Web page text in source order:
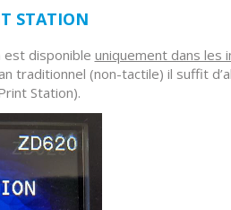
STATION
est disponible uniquement dans les
traditionnel (non-tactile) il suffit
Station).